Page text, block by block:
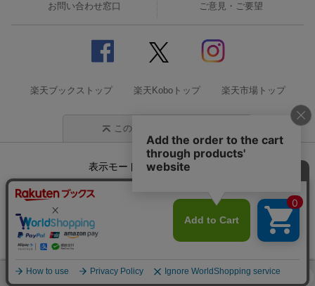
お問い合わせ窓口 ご意見・ご要望
楽天ブックストップ 楽天Koboトップ 楽天市場トップ
このページの先頭に戻る
表示モード モバイル
企業情報 個人情報保護方針
特定商取引法に基づく表記